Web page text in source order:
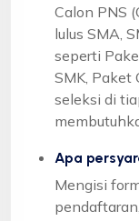
Calon PNS
lulus SMA,
seperti
SMK, Paket
seleksi di
Apa
Mengisi